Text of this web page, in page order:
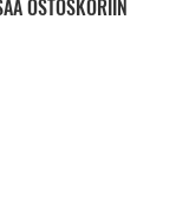
OSTOSKORIIN